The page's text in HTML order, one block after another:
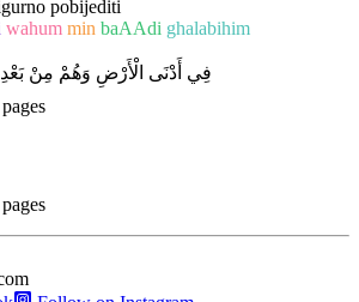
pobijediti
wahum min baAAdi ghalabihim
فِي أَدْنَى الْأَرْضِ وَهُمْ مِنْ